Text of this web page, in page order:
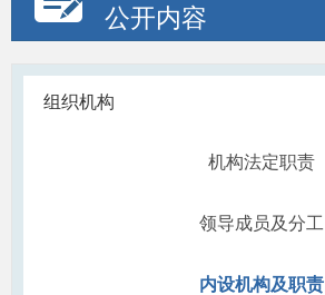
公开内容
组织机构
机构法定职责
领导成员及分工
内设机构及职责